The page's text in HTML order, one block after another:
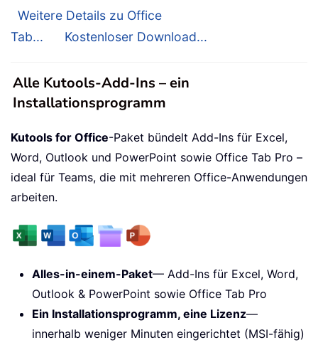
Weitere Details zu Office
Tab...
Kostenloser Download...
Alle Kutools-Add-Ins – ein
Installationsprogramm
Kutools for Office-Paket bündelt Add-Ins für Excel,
Word, Outlook und PowerPoint sowie Office Tab Pro –
ideal für Teams, die mit mehreren Office-Anwendungen
arbeiten.
Alles-in-einem-Paket— Add-Ins für Excel, Word,
Outlook & PowerPoint sowie Office Tab Pro
Ein Installationsprogramm, eine Lizenz—
innerhalb weniger Minuten eingerichtet (MSI-fähig)